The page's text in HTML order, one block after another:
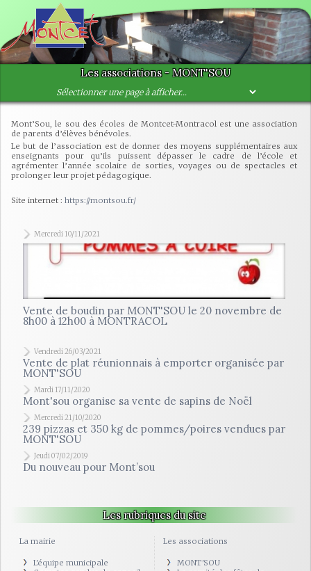
Les associations - MONT'SOU
Mont’Sou, le sou des écoles de Montcet-Montracol est une association
de parents d’élèves bénévoles.
Le but de l’association est de donner des moyens supplémentaires aux
enseignants pour qu’ils puissent dépasser le cadre de l’école et
agrémenter l’année scolaire de sorties, voyages ou de spectacles et
prolonger leur projet pédagogique.
Site internet : https://montsou.fr/
Mercredi 10/11/2021
Vente de boudin par MONT'SOU le 20 novembre de
8h00 à 12h00 à MONTRACOL
Vendredi 26/03/2021
Vente de plat réunionnais à emporter organisée par
MONT'SOU
Mardi 17/11/2020
Mont'sou organise sa vente de sapins de Noël
Mercredi 21/10/2020
239 pizzas et 350 kg de pommes/poires vendues par
MONT'SOU
Jeudi 07/02/2019
Du nouveau pour Mont’sou
Les rubriques du site
La mairie
L'équipe municipale
Les associations
MONT'SOU